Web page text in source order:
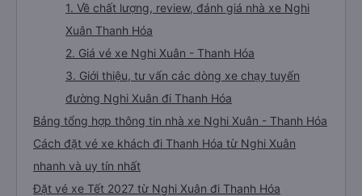
1. Về chất lượng, review, đánh giá nhà xe Nghi
Xuân Thanh Hóa
2. Giá vé xe Nghi Xuân - Thanh Hóa
3. Giới thiệu, tư vấn các dòng xe chạy tuyến
đường Nghi Xuân đi Thanh Hóa
Bảng tổng hợp thông tin nhà xe Nghi Xuân - Thanh Hóa
Cách đặt vé xe khách đi Thanh Hóa từ Nghi Xuân
nhanh và uy tín nhất
Đặt vé xe Tết 2027 từ Nghi Xuân đi Thanh Hóa